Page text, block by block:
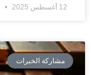
12 أغسطس 2025
مشاركة الخبرات